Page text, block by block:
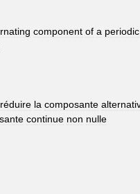
component of a periodic
réduire la composante
continue non nulle